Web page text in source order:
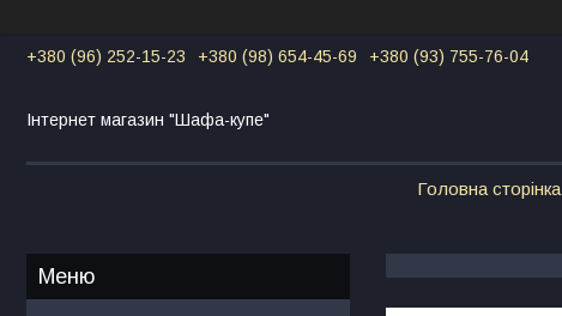
+380 (96) 252-15-23 +380 (98) 654-45-69 +380 (93) 755-76-04
Інтернет магазин "Шафа-купе"
Головна сторінка